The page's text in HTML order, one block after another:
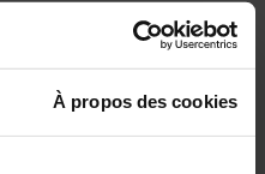
À propos des cookies